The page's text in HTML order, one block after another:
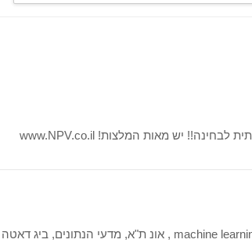
מומחה בR, פייתון, רו"ח , בינתחומי machine learning , אונ ת"א, מדעי הנתונים, ביג דאטה